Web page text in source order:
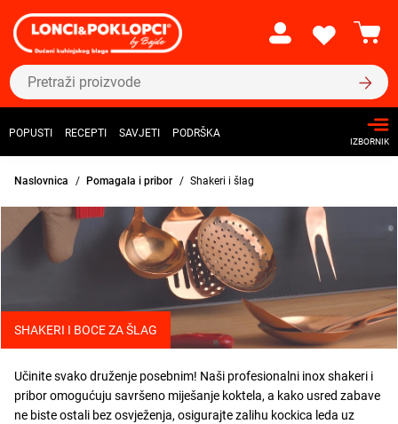
POPUSTI RECEPTI SAVJETI PODRŠKA
IZBORNIK
Naslovnica Pomagala i pribor Shakeri i šlag
SHAKERI I BOCE ZA ŠLAG
Učinite svako druženje posebnim! Naši profesionalni inox shakeri i
pribor omogućuju savršeno miješanje koktela, a kako usred zabave
ne biste ostali bez osvježenja, osigurajte zalihu kockica leda uz